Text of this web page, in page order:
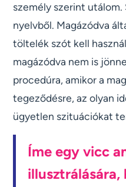
személy szerint
nyelvből. Magázódva
töltelék szót kell
magázódva nem is
procedúra, amikor a
tegeződésre, az olyan
ügyetlen szituációkat
Íme egy vicc